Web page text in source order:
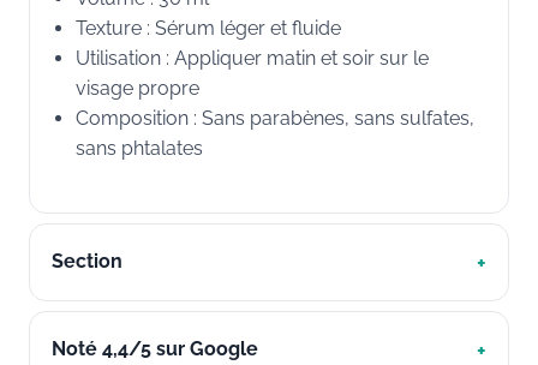
Texture : Sérum léger et fluide
Utilisation : Appliquer matin et soir sur le
visage propre
Composition : Sans parabènes, sans sulfates,
sans phtalates
Section
Noté 4,4/5 sur Google